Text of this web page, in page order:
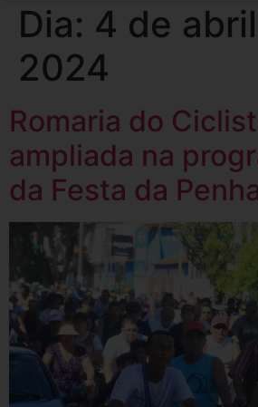
Dia: 4 de
2024
Romaria do
ampliada na
da Festa da